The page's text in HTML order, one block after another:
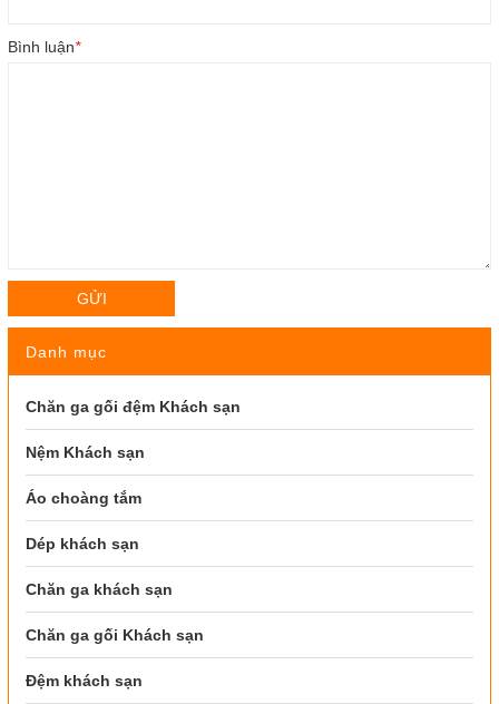
Bình luận*
GỬI
Danh mục
Chăn ga gối đệm Khách sạn
Nệm Khách sạn
Áo choàng tắm
Dép khách sạn
Chăn ga khách sạn
Chăn ga gối Khách sạn
Đệm khách sạn